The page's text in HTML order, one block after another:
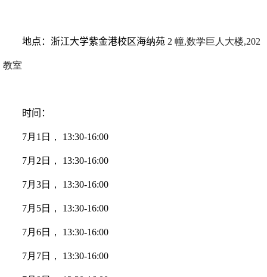
地点 ： 浙江大学紫金港校区海纳苑 2 幢,数学巨人大楼,202
教室
时间 ：
7月 1 日， 13:30-16:00
7月 2 日， 13:30-16:00
7月 3日， 13:30-16:00
7月 5日， 13:30-16:00
7月 6日， 13:30-16:00
7月 7日， 13:30-16:00